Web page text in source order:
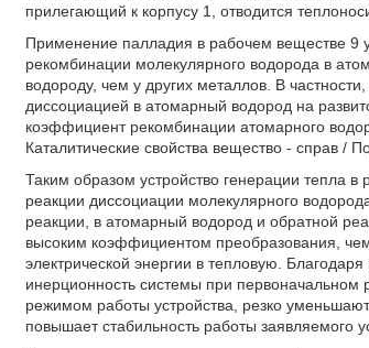
прилегающий к корпусу 1, отводится
Применение палладия в рабочем веществе 9
рекомбинации молекулярного водорода в
водороду, чем у других металлов. В
диссоциацией в атомарный водород на
коэффициент рекомбинации атомарного
Каталитические свойства вещество - справ /
Таким образом устройство генерации тепла в
реакции диссоциации молекулярного
реакции, в атомарный водород и обратной
высоким коэффициентом преобразования,
электрической энергии в тепловую.
инерционность системы при
режимом работы устройства, резко
повышает стабильность работы заявляемого